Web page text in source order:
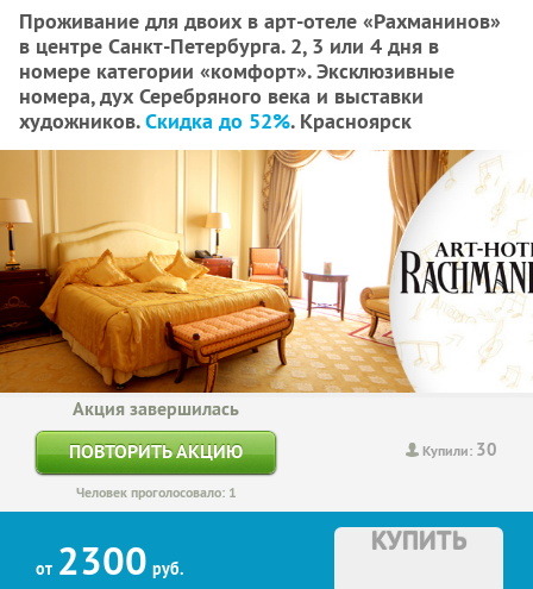
Проживание для двоих в арт-отеле «Рахманинов»
в центре Санкт-Петербурга. 2, 3 или 4 дня в
номере категории «комфорт». Эксклюзивные
номера, дух Серебряного века и выставки
художников.Скидка до 52%. Красноярск
Купили: 30
Акция завершилась
ПОВТОРИТЬ АКЦИЮ
Человек проголосовало: 1
от 2300 руб.
КУПИТЬ